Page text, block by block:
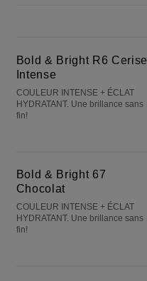
Bold & Bright R6 Cerise
Intense
COULEUR INTENSE + ÉCLAT
HYDRATANT. Une brillance sans
fin!
Bold & Bright 67
Chocolat
COULEUR INTENSE + ÉCLAT
HYDRATANT. Une brillance sans
fin!